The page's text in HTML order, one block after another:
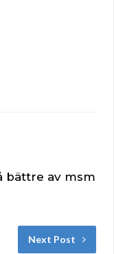
bättre av msm
Next Post